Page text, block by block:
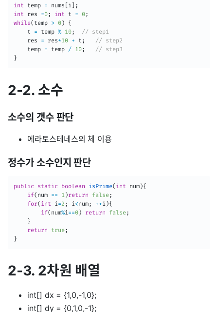
int temp = nums i
;
int res =0; int t = 0;
while( temp > 0 )
{
	t
= temp % 10;
// step1
	res
= res*10 + t ;
// step2
	temp
= temp / 10;
// step3
}
2-2. 소수
소수의 갯수 판단
에라토스테네스의 체 이용
정수가 소수인지 판단
public static boolean isPrime( int num){
if( num == 1 )return false;
for( int i =2 ; i <num; ++i ){
if( num%i ==0) return false;
}
return
true;
}
2-3. 2차원 배열
int[] dx = {1,0,-1,0};
int[] dy = {0,1,0,-1};